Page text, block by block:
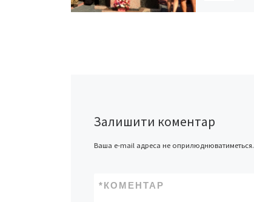
Залишити коментар
Ваша e-mail адреса не оприлюднюватиметься.
КОМЕНТАР
*